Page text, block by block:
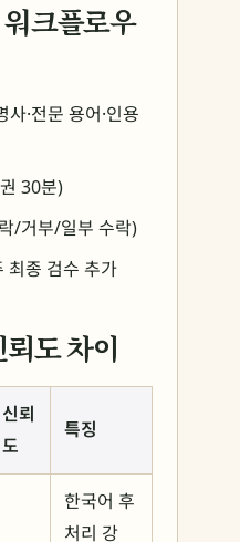
크플로우
·전문 용어·인용
30분)
/거부/일부 수락)
최종 검수 추가
도 차이
신뢰
도
특징
한국어 후
처리 강